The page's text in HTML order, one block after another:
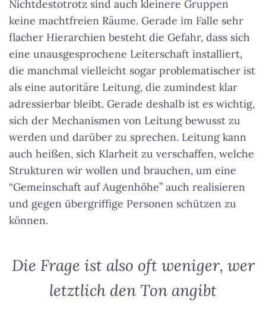
Nichtdestotrotz sind auch kleinere Gruppen
keine machtfreien Räume. Gerade im Falle sehr
flacher Hierarchien besteht die Gefahr, dass sich
eine unausgesprochene Leiterschaft installiert,
die manchmal vielleicht sogar problematischer ist
als eine autoritäre Leitung, die zumindest klar
adressierbar bleibt. Gerade deshalb ist es wichtig,
sich der Mechanismen von Leitung bewusst zu
werden und darüber zu sprechen. Leitung kann
auch heißen, sich Klarheit zu verschaffen, welche
Strukturen wir wollen und brauchen, um eine
“Gemeinschaft auf Augenhöhe” auch realisieren
und gegen übergriffige Personen schützen zu
können.
Die Frage ist also oft weniger, wer
letztlich den Ton angibt